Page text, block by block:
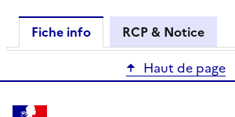
Fiche info
RCP & Notice
Haut de page